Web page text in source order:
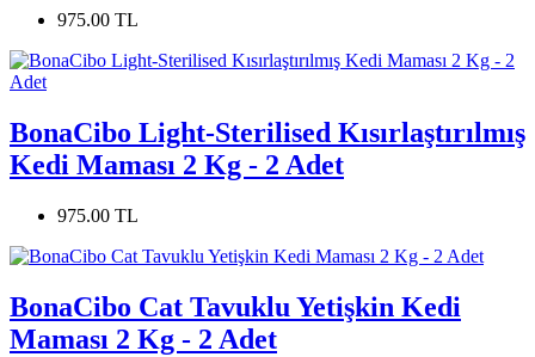
975.00 TL
BonaCibo Light-Sterilised Kısırlaştırılmış
Kedi Maması 2 Kg - 2 Adet
975.00 TL
BonaCibo Cat Tavuklu Yetişkin Kedi
Maması 2 Kg - 2 Adet